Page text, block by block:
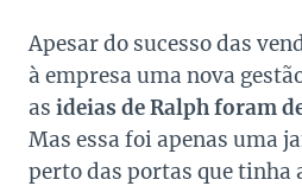
Apesar do sucesso das
à empresa uma nova
as ideias de Ralph foram
Mas essa foi apenas uma
perto das portas que tinha